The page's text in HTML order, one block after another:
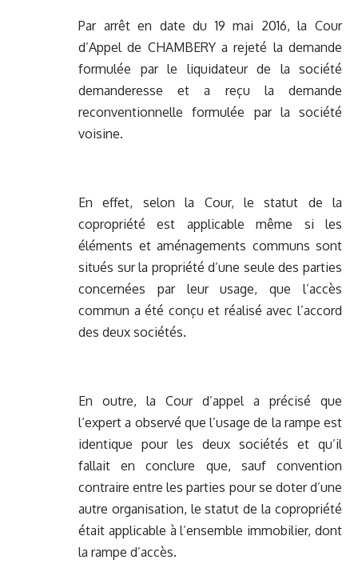
Par arrêt en date du 19 mai 2016, la Cour
d’Appel de CHAMBERY a rejeté la demande
formulée par le liquidateur de la société
demanderesse et a reçu la demande
reconventionnelle formulée par la société
voisine.
En effet, selon la Cour, le statut de la
copropriété est applicable même si les
éléments et aménagements communs sont
situés sur la propriété d’une seule des parties
concernées par leur usage, que l’accès
commun a été conçu et réalisé avec l’accord
des deux sociétés.
En outre, la Cour d’appel a précisé que
l‘expert a observé que l’usage de la rampe est
identique pour les deux sociétés et qu’il
fallait en conclure que, sauf convention
contraire entre les parties pour se doter d’une
autre organisation, le statut de la copropriété
était applicable à l’ensemble immobilier, dont
la rampe d’accès.